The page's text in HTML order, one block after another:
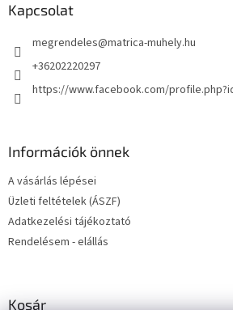
Kapcsolat
megrendeles@matrica-muhely.hu
+36202220297
https://www.facebook.com/
Információk önnek
A vásárlás lépései
Üzleti feltételek (ÁSZF)
Adatkezelési tájékoztató
Rendelésem - elállás
Kosár